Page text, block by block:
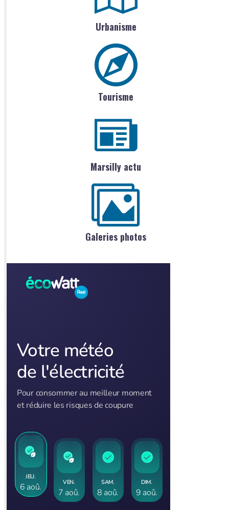
Urbanisme
Tourisme
Marsilly actu
Galeries photos